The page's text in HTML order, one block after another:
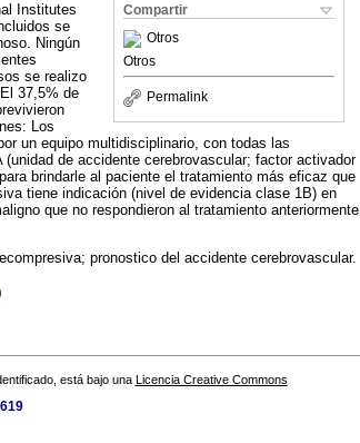
Compartir
Otros
Otros
Permalink
Institutes
se
Ningún
se realizo
37,5% de
Los
un equipo multidisciplinario, con todas las
de accidente cerebrovascular; factor activador
brindarle al paciente el tratamiento más eficaz que
tiene indicación (nivel de evidencia clase 1B) en
que no respondieron al tratamiento anteriormente
pronostico del accidente cerebrovascular.
está bajo una Licencia Creative Commons